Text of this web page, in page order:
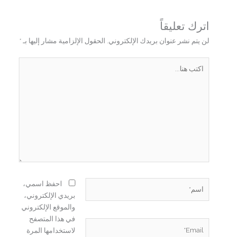
اترك تعليقاً
لن يتم نشر عنوان بريدك الإلكتروني. الحقول الإلزامية مشار إليها بـ *
احفظ اسمي،
بريدي الإلكتروني،
والموقع الإلكتروني
في هذا المتصفح
لاستخدامها المرة